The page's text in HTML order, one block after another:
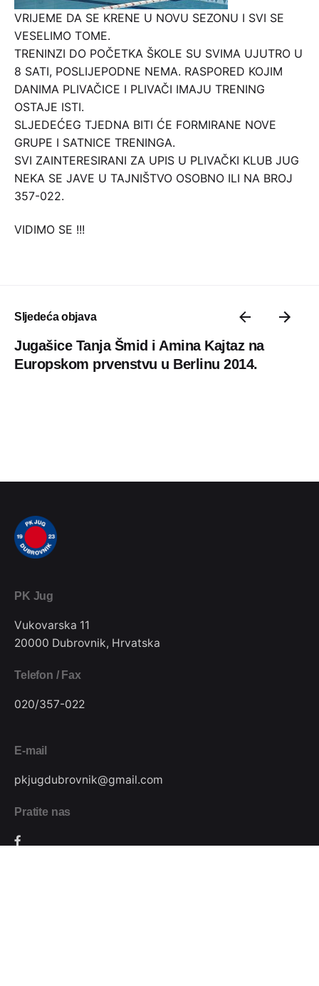
VRIJEME DA SE KRENE U NOVU SEZONU I SVI SE
VESELIMO TOME.
TRENINZI DO POČETKA ŠKOLE SU SVIMA UJUTRO U
8 SATI, POSLIJEPODNE NEMA. RASPORED KOJIM
DANIMA PLIVAČICE I PLIVAČI IMAJU TRENING
OSTAJE ISTI.
SLJEDEĆEG TJEDNA BITI ĆE FORMIRANE NOVE
GRUPE I SATNICE TRENINGA.
SVI ZAINTERESIRANI ZA UPIS U PLIVAČKI KLUB JUG
NEKA SE JAVE U TAJNIŠTVO OSOBNO ILI NA BROJ
357-022.
VIDIMO SE !!!
Sljedeća objava
Jugašice Tanja Šmid i Amina Kajtaz na
Europskom prvenstvu u Berlinu 2014.
PK Jug
Vukovarska 11
20000 Dubrovnik, Hrvatska
Telefon / Fax
020/357-022
E-mail
pkjugdubrovnik@gmail.com
Pratite nas